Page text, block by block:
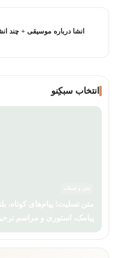
انشا درباره موسیقی + چند
انتخاب سبکِنو
متن تسلیت؛ پیام‌های کوتاه،
پیامک، استوری و مراسم